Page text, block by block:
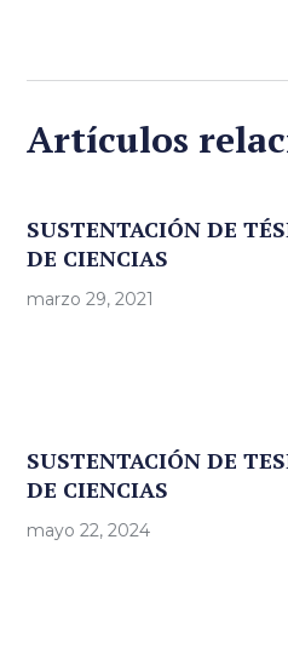
Artículos
SUSTENTACIÓN DE
DE CIENCIAS
marzo 29, 2021
SUSTENTACIÓN DE
DE CIENCIAS
mayo 22, 2024